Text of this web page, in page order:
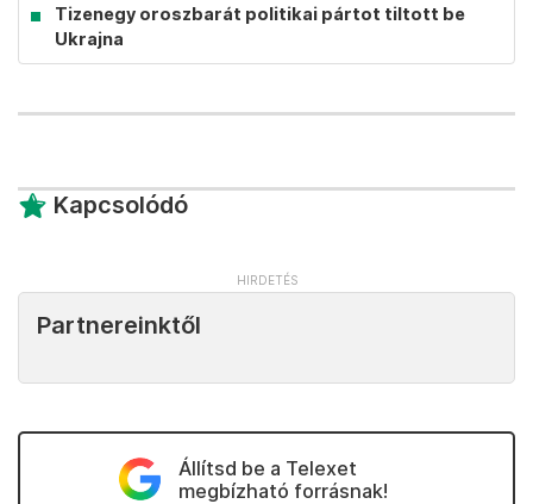
Tizenegy oroszbarát politikai pártot tiltott be
Ukrajna
Kapcsolódó
Partnereinktől
Állítsd be a Telexet
megbízható forrásnak!